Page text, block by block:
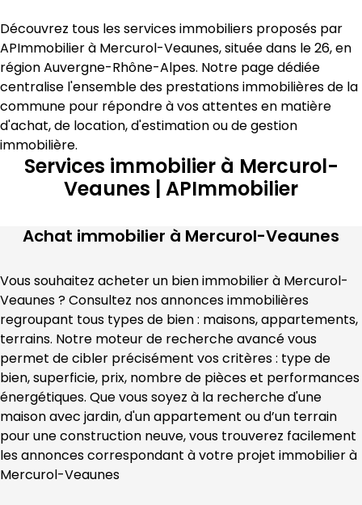
APImmobilier à Mercurol-Veaunes, située dans le 26, en
région Auvergne-Rhône-Alpes. Notre page dédiée
centralise l'ensemble des prestations immobilières de la
d'achat, de location, d'estimation ou de gestion
immobilière.
Services immobilier à Mercurol-
Veaunes | APImmobilier
Achat immobilier à Mercurol-Veaunes
Vous souhaitez acheter un bien immobilier à Mercurol-
Veaunes ? Consultez nos annonces immobilières
regroupant tous types de bien : maisons, appartements,
terrains. Notre moteur de recherche avancé vous
permet de cibler précisément vos critères : type de
bien, superficie, prix, nombre de pièces et performances
énergétiques. Que vous soyez à la recherche d'une
maison avec jardin, d'un appartement ou d’un terrain
pour une construction neuve, vous trouverez facilement
Mercurol-Veaunes